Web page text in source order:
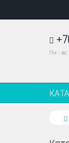
Пн - вс: